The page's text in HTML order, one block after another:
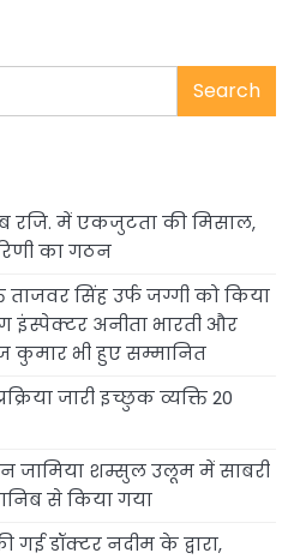
Search
रजि. में एकजुटता की मिसाल,
का गठन
सिंह उर्फ जग्गी को किया
इंस्पेक्टर अनीता भारती और
कुमार भी हुए सम्मानित
जारी इच्छुक व्यक्ति 20
जामिया शम्सुल उलूम में साबरी
से किया गया
डॉक्टर नदीम के द्वारा,